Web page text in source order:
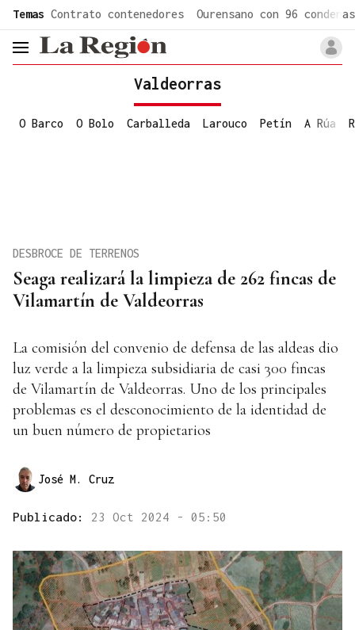
Temas Contrato contenedores Ourensano con 96 condenas
header.menu.open
Valdeorras
O Barco O Bolo Carballeda Larouco Petín A Rúa
Seaga realizará la limpieza de 262 fincas de
Vilamartín de Valdeorras
DESBROCE DE TERRENOS
La comisión del convenio de defensa de las aldeas dio
luz verde a la limpieza subsidiaria de casi 300 fincas
de Vilamartín de Valdeorras. Uno de los principales
problemas es el desconocimiento de la identidad de
un buen número de propietarios
José M. Cruz
Publicado: 23 Oct 2024 - 05:50